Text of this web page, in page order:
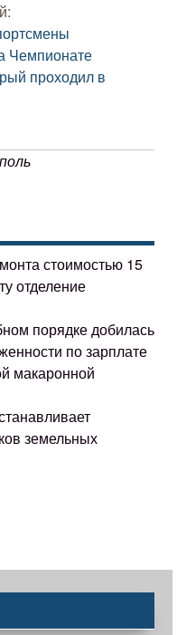
Чемпионате
проходил в
стоимостью 15
отделение
порядке добилась
по зарплате
макаронной
земельных